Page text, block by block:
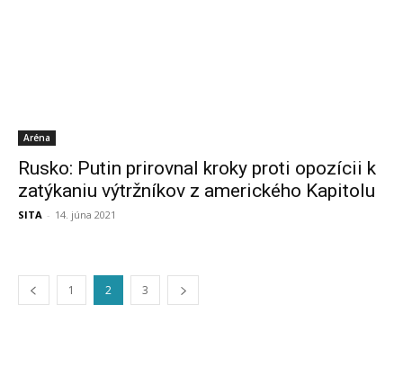
Aréna
Rusko: Putin prirovnal kroky proti opozícii k
zatýkaniu výtržníkov z amerického Kapitolu
SITA - 14. júna 2021
1 2 3